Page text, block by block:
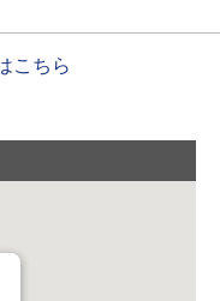
こちら